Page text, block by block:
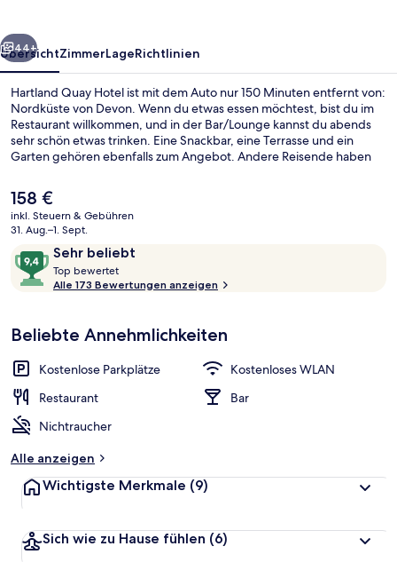
Weiter
44+
ÜbersichtZimmerLageRichtlinien
Hartland Quay Hotel ist mit dem Auto nur 150 Minuten entfernt von:
Nordküste von Devon. Wenn du etwas essen möchtest, bist du im
Restaurant willkommen, und in der Bar/Lounge kannst du abends
sehr schön etwas trinken. Eine Snackbar, eine Terrasse und ein
Garten gehören ebenfalls zum Angebot. Andere Reisende haben
Der
aktuelle
Preis
158 €.
158 €
inkl. Steuern & Gebühren
31. Aug.–1. Sept.
Bewertungen
Sehr beliebt
9,4
von
10,
beliebt
Top bewertet
o
b
w
e
Alle 173 Bewertungen anzeigen
Beliebte Annehmlichkeiten
Kostenlose Parkplätze
Kostenloses WLAN
Restaurant
Bar
Nichtraucher
Alle anzeigen
Wichtigste Merkmale (9)
Sich wie zu Hause fühlen (6)